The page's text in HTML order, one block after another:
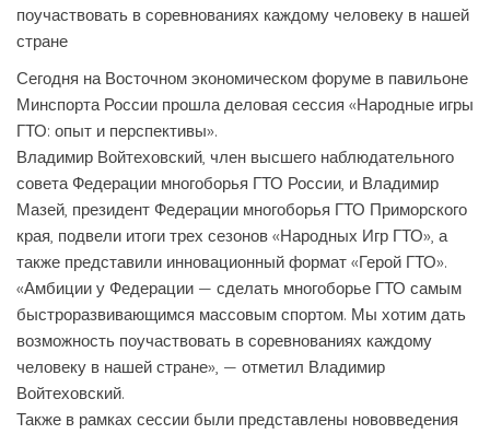
поучаствовать в соревнованиях каждому человеку в нашей
стране
Сегодня на Восточном экономическом форуме в павильоне
Минспорта России прошла деловая сессия «Народные игры
ГТО: опыт и перспективы».
Владимир Войтеховский, член высшего наблюдательного
совета Федерации многоборья ГТО России, и Владимир
Мазей, президент Федерации многоборья ГТО Приморского
края, подвели итоги трех сезонов «Народных Игр ГТО», а
также представили инновационный формат «Герой ГТО».
«Амбиции у Федерации — сделать многоборье ГТО самым
быстроразвивающимся массовым спортом. Мы хотим дать
возможность поучаствовать в соревнованиях каждому
человеку в нашей стране», — отметил Владимир
Войтеховский.
Также в рамках сессии были представлены нововведения